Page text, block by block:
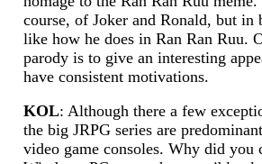
course, of Joker and Ronald, but in
like how he does in Ran Ran Ruu.
parody is to give an interesting
have consistent motivations.
KOL: Although there a few
the big JRPG series are
video game consoles. Why did you